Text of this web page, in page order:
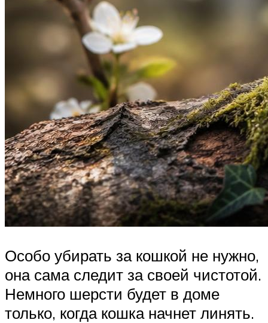
Особо убирать за кошкой не нужно,
она сама следит за своей чистотой.
Немного шерсти будет в доме
только, когда кошка начнет линять.